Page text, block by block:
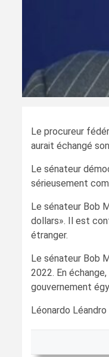
Le procureur
aurait échangé
Le sénateur
sérieusement
Le sénateur Bob
dollars». Il est
étranger.
Le sénateur Bob
2022. En
gouvernement
Léonardo Léandro